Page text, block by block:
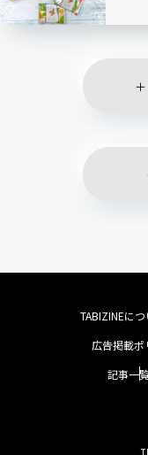
TABIZINEに
広告掲載ポ
記事一